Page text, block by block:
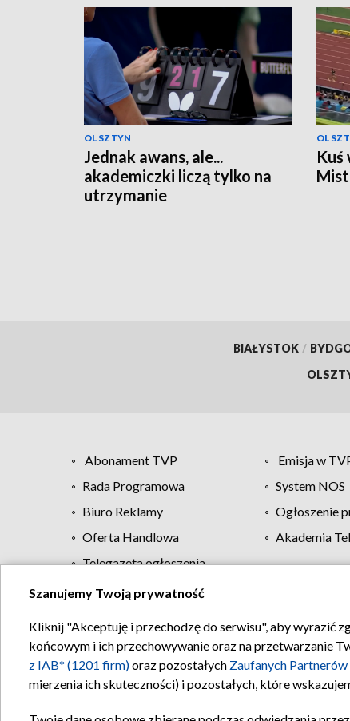
OLSZTYN
Jednak awans, ale...
akademiczki liczą tylko na
utrzymanie
Kuś
BIAŁYSTOK /
Abonament TVP Emisja w
Rada Programowa
System NOS
Biuro Reklamy
Ogłoszenie
Oferta Handlowa
Akademia
Telegazeta ogłoszenia
Regulamin TVP
Szanujemy Twoją prywatność
Kliknij "Akceptuję i przechodzę do serwisu", aby wyrazić
końcowym i ich przechowywanie oraz na przetwarzanie
z IAB* (1201 firm)oraz pozostałych Zaufanych
mierzenia ich skuteczności) i pozostałych, które